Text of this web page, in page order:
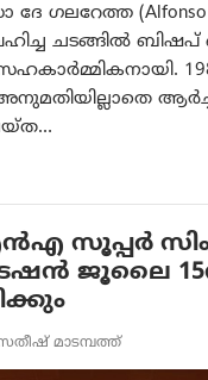
(Alfonso
ചടങ്ങിൽ
സഹകാർമ്മികനായി.
അനുമതിയില്ലാതെ
സൂപ്പര്‍
ജൂലൈ
മാടമ്പത്ത്